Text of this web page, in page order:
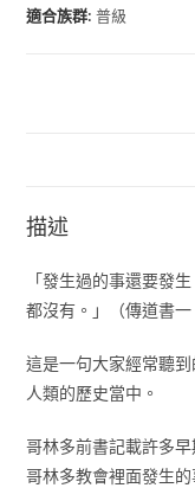
適合族群:普級
描述
「發生過的事還要發
都沒有。」（傳道書一
這是一句大家經常聽
人類的歷史當中。
哥林多前書記載許多
哥林多教會裡面發生